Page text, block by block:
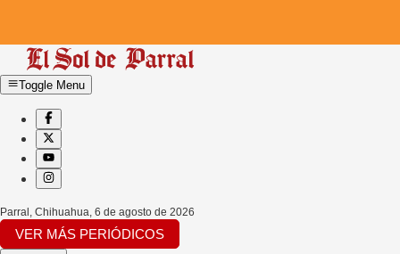
Toggle Menu
Parral, Chihuahua 6 de agosto de 2026
VER MÁS PERIÓDICOS